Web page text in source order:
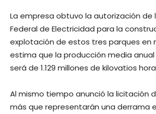
La empresa obtuvo la autorización de
Federal de Electricidad para la
explotación de estos tres parques en
estima que la producción media
será de 1.129 millones de kilovatios
Al mismo tiempo anunció la licitación
más que representarán una derrama